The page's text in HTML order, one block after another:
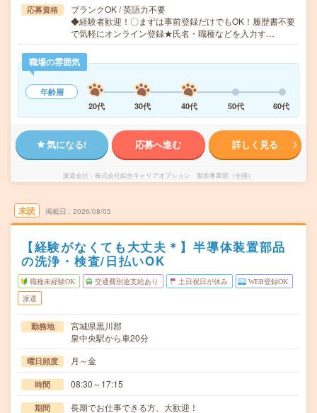
応募資格
ブランクOK / 英語力不要
◆経験者歓迎！〇まずは事前登録だけでもOK！履歴書不要
で気軽にオンライン登録★氏名・職種などを入力す…
職場の雰囲気
年齢層
20代
30代 40代 50代 60代
気になる! 応募へ進む 詳しく見る
派遣会社 株式会社綜合キャリアオプション 製造事業部（全国）
未読 掲載日 2026/08/05
【経験がなくても大丈夫＊】半導体装置部品
の洗浄・検査/日払いOK
職種未経験OK 交通費別途支給あり 土日祝日が休み WEB登録OK
派遣
勤務地
宮城県黒川郡
泉中央駅から車20分
曜日頻度 月～金
時間 08:30～17:15
期間 長期でお仕事できる方、大歓迎！